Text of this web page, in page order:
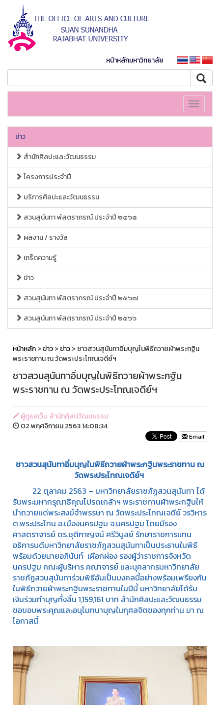
หน้าหลักมหาวิทยาลัย
Toggle
ข่าว
สำนักศิลปะและวัฒนธรรม
โครงการประจำปี
บริการศิลปะและวัฒนธรรม
สวนสุนันทา พัสตราภรณ์ ประจำปี ๒๕๖๘
ผลงาน / รางวัล
เกร็ดความรู้
ข่าว
สวนสุนันทา พัสตราภรณ์ ประจำปี ๒๕๖๗
สวนสุนันทา พัสตราภรณ์ ประจำปี ๒๕๖๖
หน้าหลัก>ข่าว>ข่าว> ชาวสวนสุนันทาอิ่มบุญในพิธีถวายผ้าพระกฐิน
พระราชทาน ณ วัดพระประโทณเจดีย์ฯ
ชาวสวนสุนันทาอิ่มบุญในพิธีถวายผ้าพระกฐิน
พระราชทาน ณ วัดพระประโทณเจดีย์ฯ
ผู้ดูแลเว็บ สำนักศิลปวัฒนธรรม
02 พฤศจิกายน 2563 14:08:34
Email
ชาวสวนสุนันทาอิ่มบุญในพิธีถวายผ้าพระกฐินพระราชทาน ณ
วัดพระประโทณเจดีย์ฯ
22 ตุลาคม 2563 – มหาวิทยาลัยราชภัฏสวนสุนันทา ได้
รับพระมหากรุณาธิคุณโปรดเกล้าฯ พระราชทานผ้าพระกฐินให้
นำถวายแด่พระสงฆ์จำพรรษา ณ วัดพระประโทณเจดีย์ วรวิหาร
ต.พระประโทน อ.เมืองนครปฐม จ.นครปฐม โดยมีรอง
ศาสตราจารย์ ดร.ชุติกาญจน์ ศรีวิบูลย์ รักษาราชการแทน
อธิการบดีมหาวิทยาลัยราชภัฏสวนสุนันทาเป็นประธานในพิธี
พร้อมด้วยนายอภินันท์ เผือกผ่อง รองผู้ว่าราชการจังหวัด
นครปฐม คณะผู้บริหาร คณาจารย์ และบุคลากรมหาวิทยาลัย
ราชภัฏสวนสุนันทาร่วมพิธีอันเป็นมงคลนี้อย่างพร้อมเพรียงกัน
ในพิธีถวายผ้าพระกฐินพระราชทานในปีนี้ มหาวิทยาลัยได้รับ
เงินร่วมทำบุญทั้งสิ้น 1,159,161 บาท สำนักศิลปะและวัฒนธรรม
ขอขอบพระคุณและอนุโมทนาบุญในกุศลจิตของทุกท่าน มา ณ
โอกาสนี้